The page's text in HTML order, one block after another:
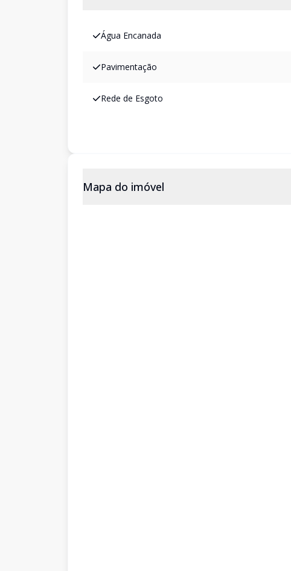
Água Encanada
Pavimentação
Rede de Esgoto
Mapa do imóvel